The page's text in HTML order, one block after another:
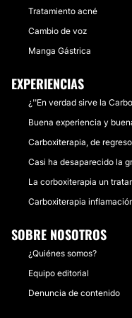
Tratamiento acné
Cambio de voz
Manga Gástrica
EXPERIENCIAS
¿''En verdad sirve la
Buena experiencia y
Carboxiterapia, de
Casi ha desaparecido la
La corboxiterapia un
Carboxiterapia
SOBRE NOSOTROS
¿Quiénes somos?
Equipo editorial
Denuncia de contenido